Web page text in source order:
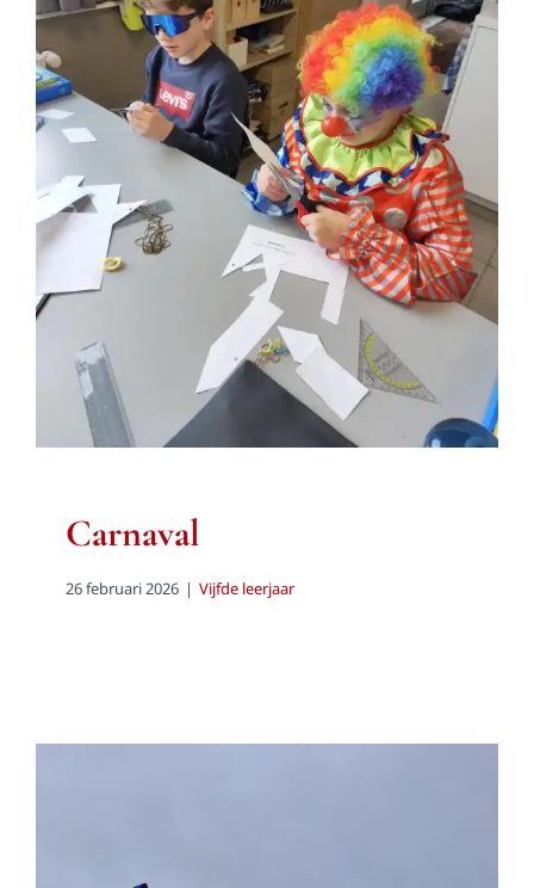
Carnaval
Vijfde leerjaar
Carnaval
26 februari 2026 | Vijfde leerjaar